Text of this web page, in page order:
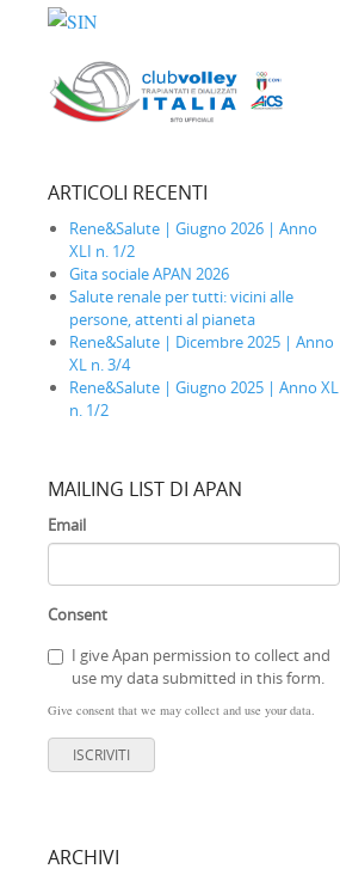
ARTICOLI RECENTI
Rene&Salute | Giugno 2026 | Anno
XLI n. 1/2
Gita sociale APAN 2026
Salute renale per tutti: vicini alle
persone, attenti al pianeta
Rene&Salute | Dicembre 2025 | Anno
XL n. 3/4
Rene&Salute | Giugno 2025 | Anno XL
n. 1/2
MAILING LIST DI APAN
Email
Consent
I give Apan permission to collect and
use my data submitted in this form.
Give consent that we may collect and use your data.
ISCRIVITI
ARCHIVI